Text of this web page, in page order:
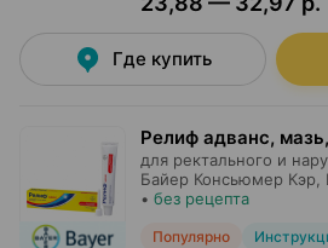
Где купить
Релиф адванс, мазь,
для ректального и
Байер Консьюмер Кэр
• без рецепта
Популярно